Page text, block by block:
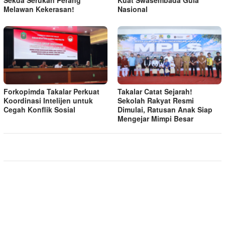
Melawan Kekerasan!
Nasional
Forkopimda Takalar Perkuat
Koordinasi Intelijen untuk
Cegah Konflik Sosial
Takalar Catat Sejarah!
Sekolah Rakyat Resmi
Dimulai, Ratusan Anak Siap
Mengejar Mimpi Besar